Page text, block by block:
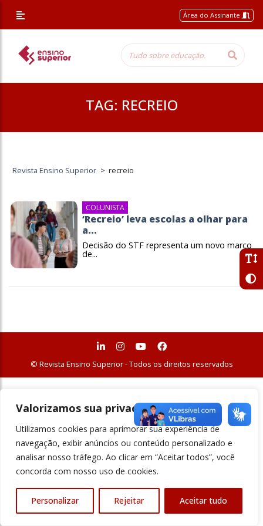
Valorizamos sua privacidade
Utilizamos cookies para aprimorar sua experiência de
navegação, exibir anúncios ou conteúdo personalizado e
analisar nosso tráfego. Ao clicar em “Aceitar todos”, você
concorda com nosso uso de cookies.
Personalizar Rejeitar Aceitar tudo
Área do Assinante
TAG: RECREIO
Revista Ensino Superior > recreio
COLUNISTA
‘Recreio’ leva escolas a olhar para
a...
Decisão do STF representa um novo marco
de...
© Revista Ensino Superior - Todos os direitos reservados